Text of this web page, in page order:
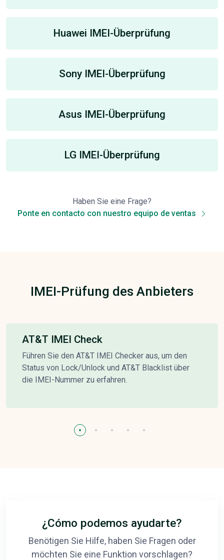
Huawei IMEI-Überprüfung
Sony IMEI-Überprüfung
Asus IMEI-Überprüfung
LG IMEI-Überprüfung
Haben Sie eine Frage?
Ponte en contacto con nuestro equipo de ventas
IMEI-Prüfung des Anbieters
AT&T IMEI Check
Führen Sie den AT&T IMEI Checker aus, um den
Status von Lock/Unlock und AT&T Blacklist über
die IMEI-Nummer zu erfahren.
¿Cómo podemos ayudarte?
Benötigen Sie Hilfe, haben Sie Fragen oder
möchten Sie eine Funktion vorschlagen?